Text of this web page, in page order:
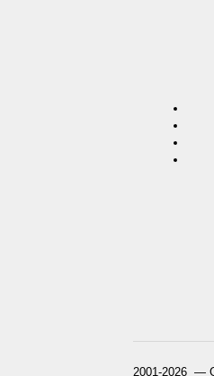
2001-2026 —